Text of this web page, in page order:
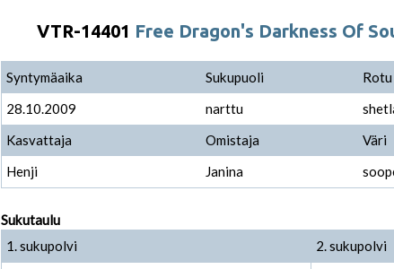
VTR-14401 Free Dragon's Darkness Of
Syntymäaika Sukupuoli
Rotu
28.10.2009
narttu
Kasvattaja
Omistaja
Väri
Henji
Janina
Sukutaulu
1. sukupolvi
2. sukupolvi